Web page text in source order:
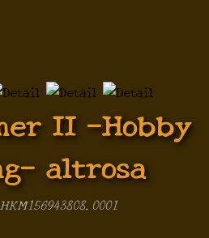
II -Hobby
altrosa